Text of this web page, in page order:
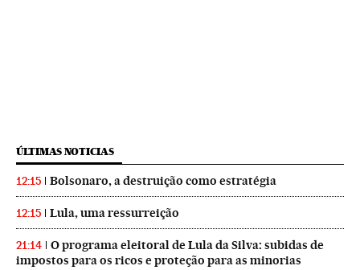
ÚLTIMAS NOTICIAS
12:15 Bolsonaro, a destruição como estratégia
12:15 Lula, uma ressurreição
21:14
O programa eleitoral de Lula da Silva: subidas de
impostos para os ricos e proteção para as minorias